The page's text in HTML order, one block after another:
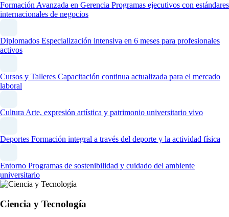
Formación Avanzada en Gerencia Programas ejecutivos con estándares
internacionales de negocios
Diplomados Especialización intensiva en 6 meses para profesionales
activos
Cursos y Talleres Capacitación continua actualizada para el mercado
laboral
CulturaArte, expresión artística y patrimonio universitario vivo
Deportes Formación integral a través del deporte y la actividad física
Entorno Programas de sostenibilidad y cuidado del ambiente
universitario
Ciencia y Tecnología